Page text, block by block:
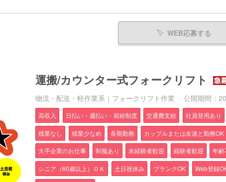
WEB応募する
運搬/カウンター式フォークリフト
物流・配送・軽作業系｜フォークリフト作業 公開期間：
高収入 日払い・週払い・前給制度 交通費支給 社員登用あり
残業なし 残業少なめ 長期勤務 カップルまたは友達と勤務OK
大手企業のお仕事 制服あり 未経験者歓迎 経験者歓迎 年齢
シニア（60歳以上）ＯＫ 土日祝休み ブランクOK Web登録